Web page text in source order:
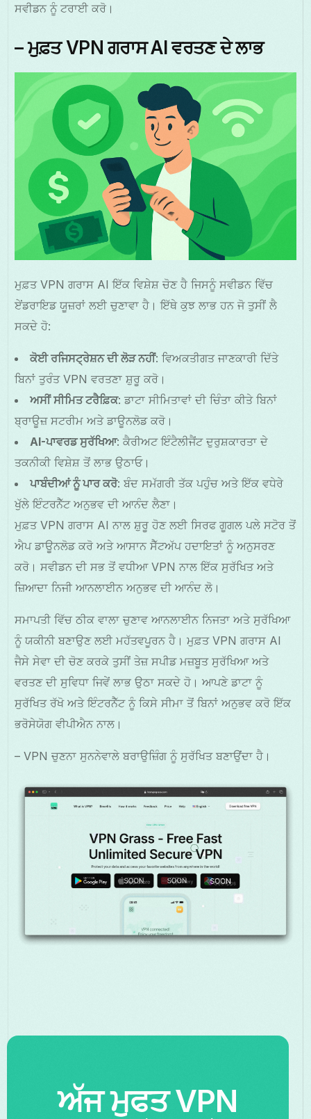
ਸਵੀਡਨ ਨੂੰ ਟਰਾਈ ਕਰੋ।
– ਮੁਫ਼ਤ VPN ਗਰਾਸ AI ਵਰਤਣ ਦੇ ਲਾਭ
ਮੁਫ਼ਤ VPN ਗਰਾਸ AI ਇੱਕ ਵਿਸ਼ੇਸ਼ ਚੋਣ ਹੈ ਜਿਸਨੂੰ ਸਵੀਡਨ ਵਿੱਚ
ਏਂਡਰਾਇਡ ਯੂਜ਼ਰਾਂ ਲਈ ਚੁਣਾਵਾ ਹੈ। ਇੱਥੇ ਕੁਝ ਲਾਭ ਹਨ ਜੋ ਤੁਸੀਂ ਲੈ
ਸਕਦੇ ਹੋ:
ਕੋਈ ਰਜਿਸਟ੍ਰੇਸ਼ਨ ਦੀ ਲੋੜ ਨਹੀਂ: ਵਿਅਕਤੀਗਤ ਜਾਣਕਾਰੀ ਦਿੱਤੇ
ਬਿਨਾਂ ਤੁਰੰਤ VPN ਵਰਤਣਾ ਸ਼ੁਰੂ ਕਰੋ।
ਅਸੀਂ ਸੀਮਿਤ ਟਰੈਫ਼ਿਕ: ਡਾਟਾ ਸੀਮਿਤਾਵਾਂ ਦੀ ਚਿੰਤਾ ਕੀਤੇ ਬਿਨਾਂ
ਬ੍ਰਾਊਜ਼ ਸਟਰੀਮ ਅਤੇ ਡਾਊਨਲੋਡ ਕਰੋ।
AI-ਪਾਵਰਡ ਸੁਰੱਖਿਆ: ਕੈਰੀਅਟ ਇੰਟੈਲੀਜੈਂਟ ਦੁਰੁਸ਼ਕਾਰਤਾ ਦੇ
ਤਕਨੀਕੀ ਵਿਸ਼ੇਸ਼ ਤੋਂ ਲਾਭ ਉਠਾਓ।
ਪਾਬੰਦੀਆਂ ਨੂੰ ਪਾਰ ਕਰੋ: ਬੰਦ ਸਮੱਗਰੀ ਤੱਕ ਪਹੁੰਚ ਅਤੇ ਇੱਕ ਵਧੇਰੇ
ਖੁੱਲੇ ਇੰਟਰਨੈੱਟ ਅਨੁਭਵ ਦੀ ਆਨੰਦ ਲੈਣਾ।
ਮੁਫ਼ਤ VPN ਗਰਾਸ AI ਨਾਲ ਸ਼ੁਰੂ ਹੋਣ ਲਈ ਸਿਰਫ ਗੂਗਲ ਪਲੇ ਸਟੋਰ ਤੋਂ
ਐਪ ਡਾਊਨਲੋਡ ਕਰੋ ਅਤੇ ਆਸਾਨ ਸੈੱਟਅੱਪ ਹਦਾਇਤਾਂ ਨੂੰ ਅਨੁਸਰਣ
ਕਰੋ। ਸਵੀਡਨ ਦੀ ਸਭ ਤੋਂ ਵਧੀਆ VPN ਨਾਲ ਇੱਕ ਸੁਰੱਖਿਤ ਅਤੇ
ਜ਼ਿਆਦਾ ਨਿਜੀ ਆਨਲਾਈਨ ਅਨੁਭਵ ਦੀ ਆਨੰਦ ਲੋ।
ਸਮਾਪਤੀ ਵਿੱਚ ਠੀਕ ਵਾਲਾ ਚੁਣਾਵ ਆਨਲਾਈਨ ਨਿਜਤਾ ਅਤੇ ਸੁਰੱਖਿਆ
ਨੂੰ ਯਕੀਨੀ ਬਣਾਉਣ ਲਈ ਮਹੱਤਵਪੂਰਨ ਹੈ। ਮੁਫ਼ਤ VPN ਗਰਾਸ AI
ਜੈਸੇ ਸੇਵਾ ਦੀ ਚੋਣ ਕਰਕੇ ਤੁਸੀਂ ਤੇਜ਼ ਸਪੀਡ ਮਜ਼ਬੂਤ ਸੁਰੱਖਿਆ ਅਤੇ
ਵਰਤਣ ਦੀ ਸੁਵਿਧਾ ਜਿਵੇਂ ਲਾਭ ਉਠਾ ਸਕਦੇ ਹੋ। ਆਪਣੇ ਡਾਟਾ ਨੂੰ
ਸੁਰੱਖਿਤ ਰੱਖੋ ਅਤੇ ਇੰਟਰਨੈੱਟ ਨੂੰ ਕਿਸੇ ਸੀਮਾ ਤੋਂ ਬਿਨਾਂ ਅਨੁਭਵ ਕਰੋ ਇੱਕ
ਭਰੋਸੇਯੋਗ ਵੀਪੀਐਨ ਨਾਲ।
– VPN ਚੁਣਨਾ ਸੁਨਨੇਵਾਲੇ ਬਰਾਉਜ਼ਿੰਗ ਨੂੰ ਸੁਰੱਖਿਤ ਬਣਾਉਂਦਾ ਹੈ।
ਅੱਜ ਮੁਫਤ VPN